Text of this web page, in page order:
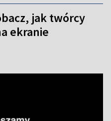
jak twórcy
ekranie